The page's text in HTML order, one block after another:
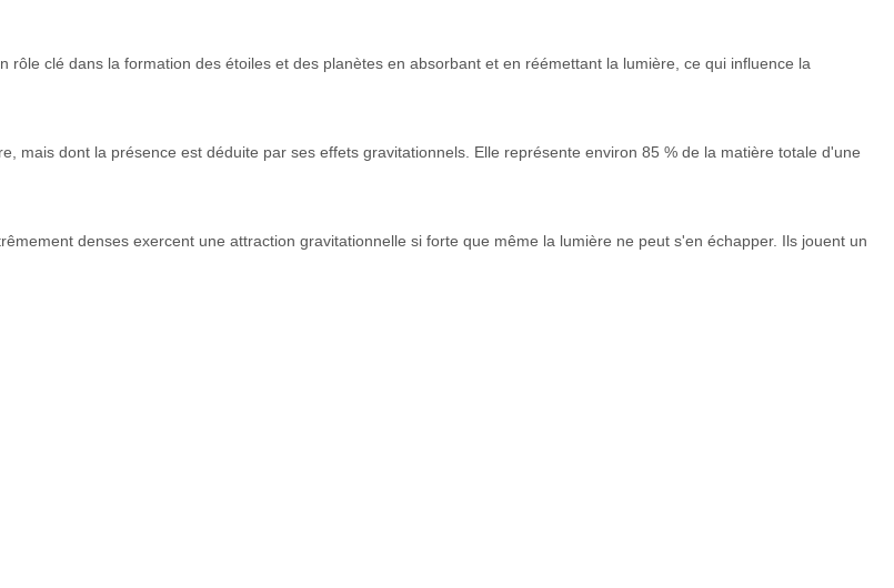
clé dans la formation des étoiles et des planètes en absorbant et en réémettant la lumière, ce qui influence la
mais dont la présence est déduite par ses effets gravitationnels. Elle représente environ 85 % de la matière totale d'une
denses exercent une attraction gravitationnelle si forte que même la lumière ne peut s'en échapper. Ils jouent un